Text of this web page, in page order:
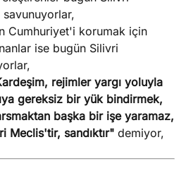
savunuyorlar,
Cumhuriyet'i korumak için
ise bugün Silivri
rejimler yargı yoluyla
gereksiz bir yük bindirmek,
başka bir işe yaramaz,
Meclis'tir, sandıktır" demiyor,